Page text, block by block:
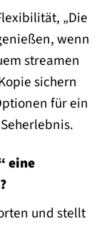
„Die
wenn
streamen
sichern
für ein
eine
und stellt